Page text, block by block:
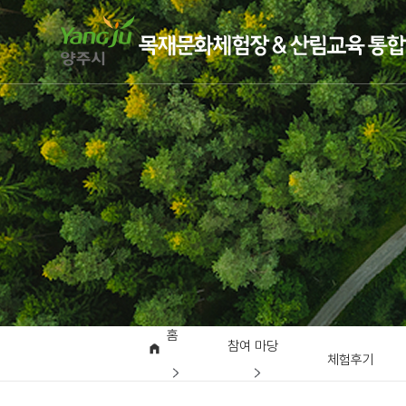
홈
참여 마당
체험후기